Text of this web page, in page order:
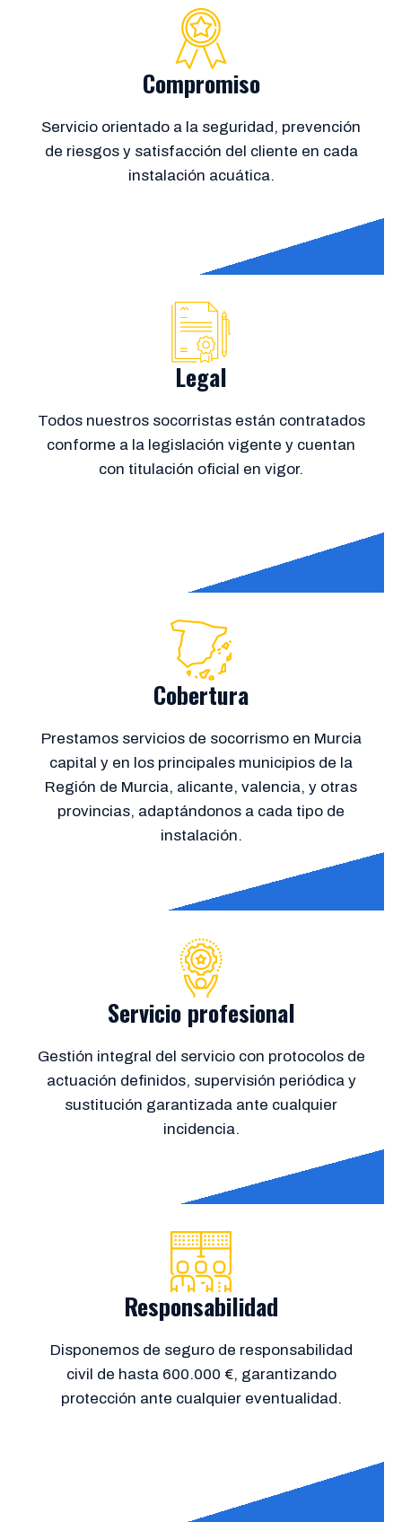
Compromiso
Servicio orientado a la seguridad, prevención
de riesgos y satisfacción del cliente en cada
instalación acuática.
Legal
Todos nuestros socorristas están contratados
conforme a la legislación vigente y cuentan
con titulación oficial en vigor.
Cobertura
Prestamos servicios de socorrismo en Murcia
capital y en los principales municipios de la
Región de Murcia, alicante, valencia, y otras
provincias, adaptándonos a cada tipo de
instalación.
Servicio profesional
Gestión integral del servicio con protocolos de
actuación definidos, supervisión periódica y
sustitución garantizada ante cualquier
incidencia.
Responsabilidad
Disponemos de seguro de responsabilidad
civil de hasta 600.000 €, garantizando
protección ante cualquier eventualidad.